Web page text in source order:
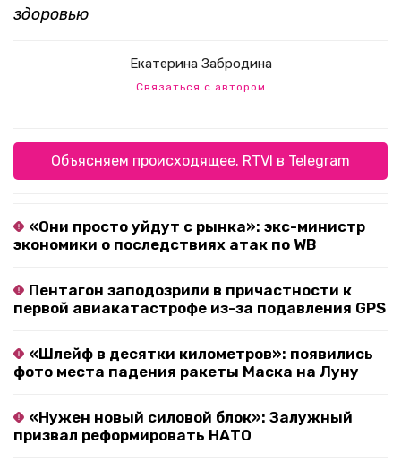
здоровью
Екатерина Забродина
Связаться с автором
Объясняем происходящее. RTVI в Telegram
«Они просто уйдут с рынка»: экс-министр
экономики о последствиях атак по WB
Пентагон заподозрили в причастности к
первой авиакатастрофе из-за подавления GPS
«Шлейф в десятки километров»: появились
фото места падения ракеты Маска на Луну
«Нужен новый силовой блок»: Залужный
призвал реформировать НАТО